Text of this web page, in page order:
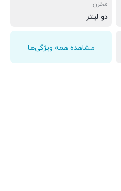
مخزن
دو لیتر
مشاهده همه ویژگی‌ها